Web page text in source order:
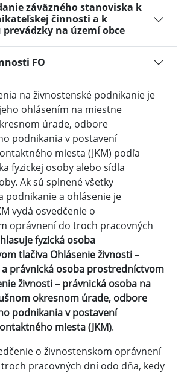
záväzného stanoviska k
činnosti a k
na území obce
FO
na živnostenské podnikanie je
ohlásením na miestne
úrade, odbore
podnikania v postavení
miesta (JKM) podľa
fyzickej osoby alebo sídla
Ak sú splnené všetky
podnikanie a ohlásenie je
vydá osvedčenie o
oprávnení do troch pracovných
fyzická osoba
tlačiva Ohlásenie živnosti –
a právnická osoba prostredníctvom
živnosti – právnická osoba na
okresnom úrade, odbore
podnikania v postavení
miesta (JKM).
o živnostenskom oprávnení
pracovných dní odo dňa, kedy